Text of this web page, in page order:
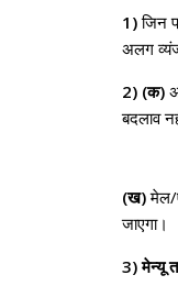
1)जिन
अलग
2) (क)
बदलाव
(ख)मेल/
जाएगा।
3) मेन्यू